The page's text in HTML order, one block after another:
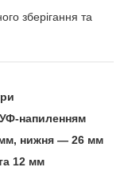
зберігання та
УФ-напиленням
нижня — 26 мм
12 мм